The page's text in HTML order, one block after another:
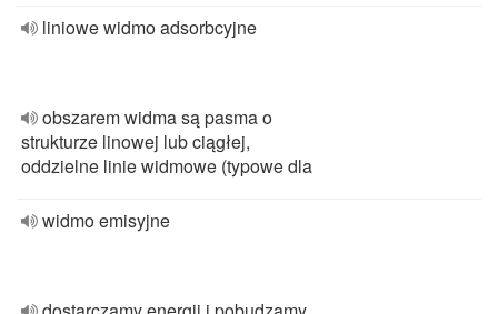
liniowe widmo adsorbcyjne
obszarem widma są pasma o
strukturze linowej lub ciągłej,
oddzielne linie widmowe (typowe dla
widmo emisyjne